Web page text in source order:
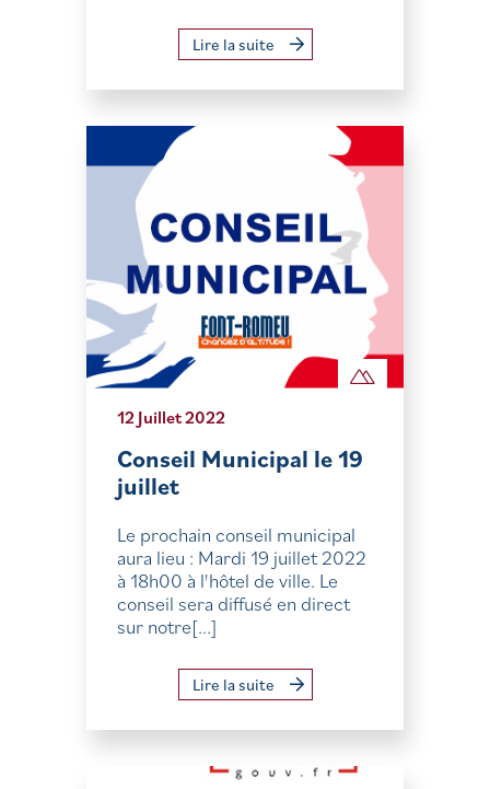
Lire la suite
12 Juillet 2022
Conseil Municipal le 19
juillet
Le prochain conseil municipal
aura lieu : Mardi 19 juillet 2022
à 18h00 à l'hôtel de ville. Le
conseil sera diffusé en direct
sur notre[...]
Lire la suite